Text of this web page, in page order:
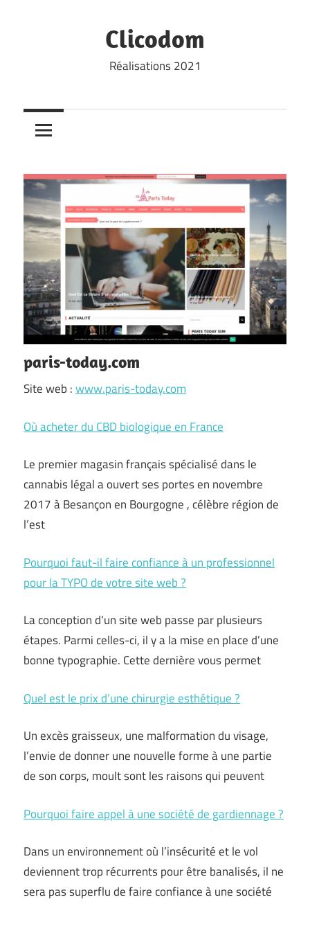
Clicodom
Réalisations 2021
paris-today.com
Site web :www.paris-today.com
Où acheter du CBD biologique en France
Le premier magasin français spécialisé dans le
cannabis légal a ouvert ses portes en novembre
2017 à Besançon en Bourgogne , célèbre région de
l’est
Pourquoi faut-il faire confiance à un professionnel
pour la TYPO de votre site web ?
La conception d’un site web passe par plusieurs
étapes. Parmi celles-ci, il y a la mise en place d’une
bonne typographie. Cette dernière vous permet
Quel est le prix d’une chirurgie esthétique ?
Un excès graisseux, une malformation du visage,
l’envie de donner une nouvelle forme à une partie
de son corps, moult sont les raisons qui peuvent
Pourquoi faire appel à une société de gardiennage ?
Dans un environnement où l’insécurité et le vol
deviennent trop récurrents pour être banalisés, il ne
sera pas superflu de faire confiance à une société